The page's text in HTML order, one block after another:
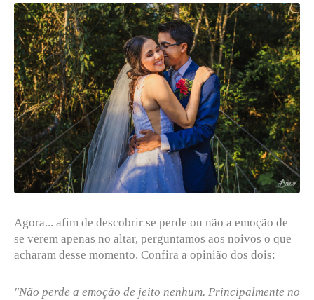
Agora... afim de descobrir se perde ou não a emoção de
se verem apenas no altar, perguntamos aos noivos o que
acharam desse momento. Confira a opinião dos dois:
"Não perde a emoção de jeito nenhum. Principalmente no